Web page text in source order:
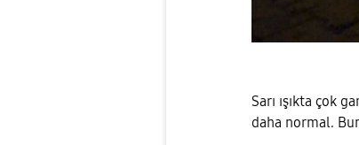
Sarı ışıkta çok
daha normal.